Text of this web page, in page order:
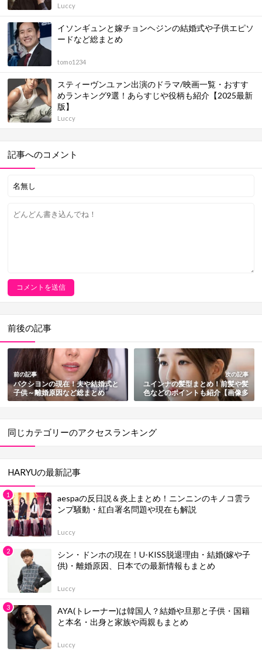
Luccy
イソンギュンと嫁チョンヘジンの結婚式や子供エピソ
ードなど総まとめ
tomo1234
スティーヴンユァン出演のドラマ/映画一覧・おすす
めランキング9選！あらすじや役柄も紹介【2025最新
版】
Luccy
記事へのコメント
前後の記事
前の記事
パクシヨンの現在！夫や結婚式と
子供～離婚原因など総まとめ
次の記事
ユインナの髪型まとめ！前髪や髪
色などのポイントも紹介【画像多
数】
同じカテゴリーのアクセスランキング
HARYUの最新記事
aespaの反日説＆炎上まとめ！ニンニンのキノコ雲ラ
ンプ騒動・紅白署名問題や現在も解説
Luccy
シン・ドンホの現在！U-KISS脱退理由・結婚(嫁や子
供)・離婚原因、日本での最新情報もまとめ
Luccy
AYA(トレーナー)は韓国人？結婚や旦那と子供・国籍
と本名・出身と家族や両親もまとめ
Luccy